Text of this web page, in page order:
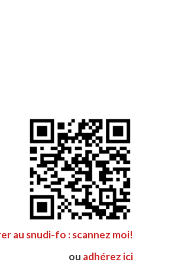
au snudi-fo : scannez moi!
ou adhérez ici